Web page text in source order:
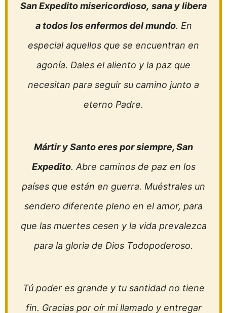
San Expedito misericordioso, sana y libera
a todos los enfermos del mundo. En
especial aquellos que se encuentran en
agonía. Dales el aliento y la paz que
necesitan para seguir su camino junto a
eterno Padre.
Mártir y Santo eres por siempre, San
Expedito. Abre caminos de paz en los
países que están en guerra. Muéstrales un
sendero diferente pleno en el amor, para
que las muertes cesen y la vida prevalezca
para la gloria de Dios Todopoderoso.
Tú poder es grande y tu santidad no tiene
fin. Gracias por oír mi llamado y entregar